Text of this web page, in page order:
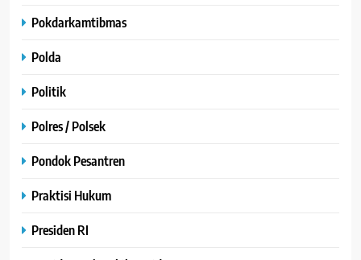
Pokdarkamtibmas
Polda
Politik
Polres / Polsek
Pondok Pesantren
Praktisi Hukum
Presiden RI